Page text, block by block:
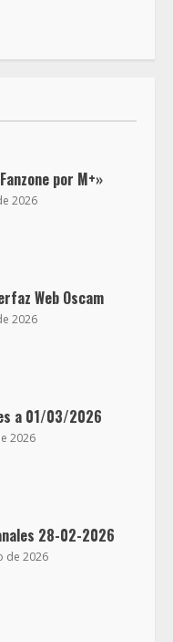
por M+»
2026
Web Oscam
2026
a 01/03/2026
2026
28-02-2026
de 2026